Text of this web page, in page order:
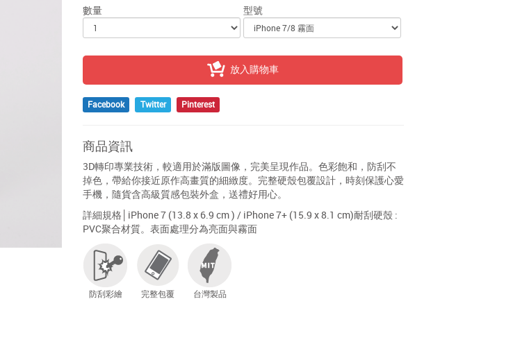
數量
型號
放入購物車
Facebook Twitter Pinterest
商品資訊
3D轉印專業技術，較適用於滿版圖像，完美呈現作品。色彩飽和，防刮不
掉色，帶給你接近原作高畫質的細緻度。完整硬殼包覆設計，時刻保護心愛
手機，隨貨含高級質感包裝外盒，送禮好用心。
詳細規格│iPhone 7 (13.8 x 6.9 cm ) / iPhone 7+ (15.9 x 8.1 cm)耐刮硬殼 :
PVC聚合材質。表面處理分為亮面與霧面
防刮彩繪 完整包覆 台灣製品